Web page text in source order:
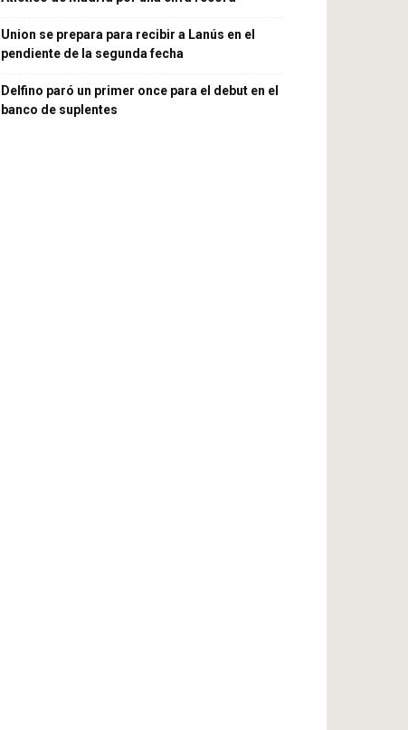
Union se prepara para recibir a Lanús en el
pendiente de la segunda fecha
Delfino paró un primer once para el debut en el
banco de suplentes